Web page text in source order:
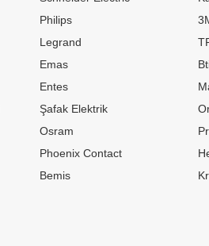
Philips
Legrand
Emas
Entes
Şafak Elektrik
Osram
Phoenix Contact
Bemis